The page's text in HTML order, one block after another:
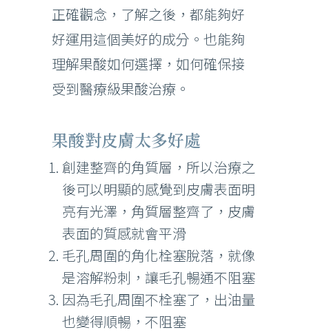
正確觀念，了解之後，都能夠好
好運用這個美好的成分。也能夠
理解果酸如何選擇，如何確保接
受到醫療級果酸治療。
果酸對皮膚太多好處
創建整齊的角質層，所以治療之
後可以明顯的感覺到皮膚表面明
亮有光澤，角質層整齊了，皮膚
表面的質感就會平滑
毛孔周圍的角化栓塞脫落，就像
是溶解粉刺，讓毛孔暢通不阻塞
因為毛孔周圍不栓塞了，出油量
也變得順暢，不阻塞